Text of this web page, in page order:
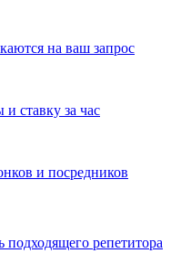
на ваш запрос
ставку за час
и посредников
репетитора